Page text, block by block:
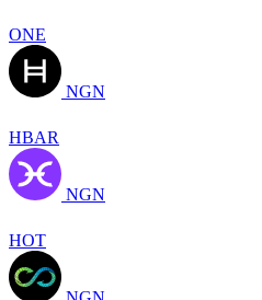
ONE
NGN
HBAR
NGN
HOT